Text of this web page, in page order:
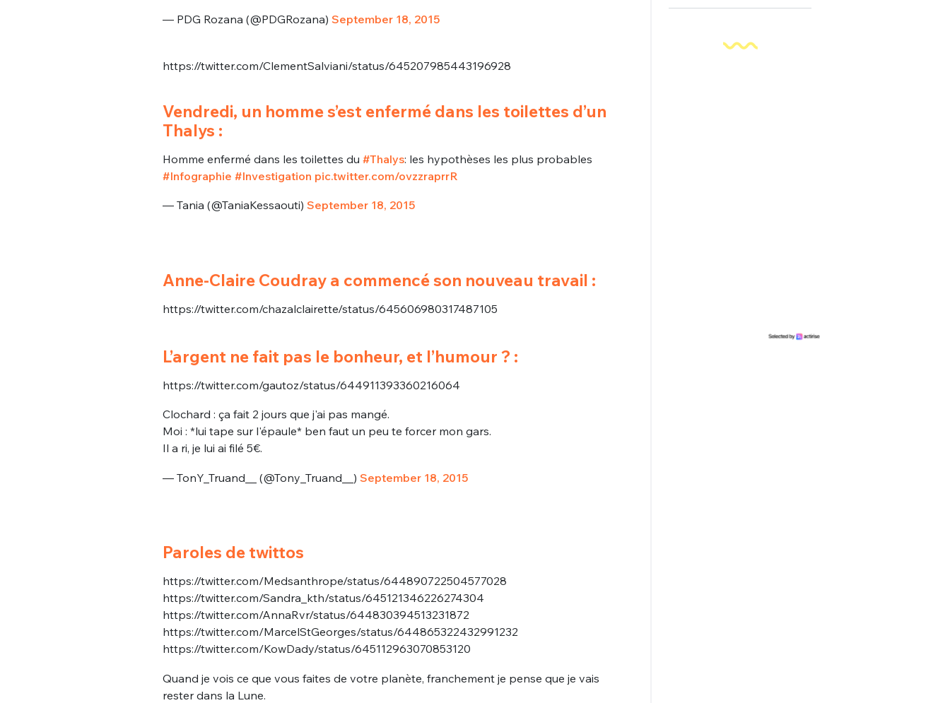
— PDG Rozana (@PDGRozana) September 18, 2015
https://twitter.com/ClementSalviani/status/645207985443196928
Vendredi, un homme s’est enfermé dans les toilettes d’un
Thalys :
Homme enfermé dans les toilettes du #Thalys: les hypothèses les plus probables
#Infographie #Investigation pic.twitter.com/ovzzraprrR
— Tania (@TaniaKessaouti) September 18, 2015
Anne-Claire Coudray a commencé son nouveau travail :
https://twitter.com/chazalclairette/status/645606980317487105
L’argent ne fait pas le bonheur, et l’humour ? :
https://twitter.com/gautoz/status/644911393360216064
Clochard : ça fait 2 jours que j'ai pas mangé.
Moi : *lui tape sur l'épaule* ben faut un peu te forcer mon gars.
Il a ri, je lui ai filé 5€.
— TonY_Truand__ (@Tony_Truand__) September 18, 2015
Paroles de twittos
https://twitter.com/Medsanthrope/status/644890722504577028
https://twitter.com/Sandra_kth/status/645121346226274304
https://twitter.com/AnnaRvr/status/644830394513231872
https://twitter.com/MarcelStGeorges/status/644865322432991232
https://twitter.com/KowDady/status/645112963070853120
Quand je vois ce que vous faites de votre planète, franchement je pense que je vais
rester dans la Lune.
Bienvenue !